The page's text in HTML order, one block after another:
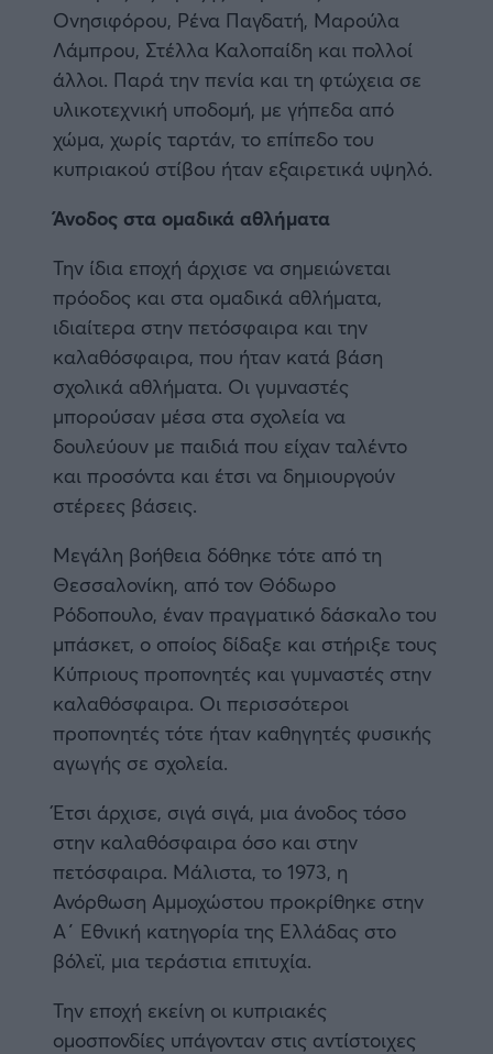
Ονησιφόρου, Ρένα Παγδατή, Μαρούλα
Λάμπρου, Στέλλα Καλοπαίδη και πολλοί
άλλοι. Παρά την πενία και τη φτώχεια σε
υλικοτεχνική υποδομή, με γήπεδα από
χώμα, χωρίς ταρτάν, το επίπεδο του
κυπριακού στίβου ήταν εξαιρετικά υψηλό.
Άνοδος στα ομαδικά αθλήματα
Την ίδια εποχή άρχισε να σημειώνεται
πρόοδος και στα ομαδικά αθλήματα,
ιδιαίτερα στην πετόσφαιρα και την
καλαθόσφαιρα, που ήταν κατά βάση
σχολικά αθλήματα. Οι γυμναστές
μπορούσαν μέσα στα σχολεία να
δουλεύουν με παιδιά που είχαν ταλέντο
και προσόντα και έτσι να δημιουργούν
στέρεες βάσεις.
Μεγάλη βοήθεια δόθηκε τότε από τη
Θεσσαλονίκη, από τον Θόδωρο
Ρόδοπουλο, έναν πραγματικό δάσκαλο του
μπάσκετ, ο οποίος δίδαξε και στήριξε τους
Κύπριους προπονητές και γυμναστές στην
καλαθόσφαιρα. Οι περισσότεροι
προπονητές τότε ήταν καθηγητές φυσικής
αγωγής σε σχολεία.
Έτσι άρχισε, σιγά σιγά, μια άνοδος τόσο
στην καλαθόσφαιρα όσο και στην
πετόσφαιρα. Μάλιστα, το 1973, η
Ανόρθωση Αμμοχώστου προκρίθηκε στην
Α΄ Εθνική κατηγορία της Ελλάδας στο
βόλεϊ, μια τεράστια επιτυχία.
Την εποχή εκείνη οι κυπριακές
ομοσπονδίες υπάγονταν στις αντίστοιχες